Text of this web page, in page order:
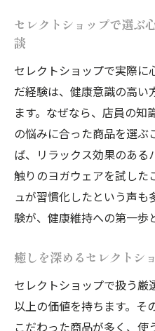
セレクトショップで選ぶ
談
セレクトショップで実際に
だ経験は、健康意識の高い
ます。なぜなら、店員の
の悩みに合った商品を選ぶ
ば、リラックス効果のある
触りのヨガウェアを試した
ュが習慣化したという声も
験が、健康維持への第一歩
癒しを深めるセレクトシ
セレクトショップで扱う厳
以上の価値を持ちます。そ
こだわった商品が多く、